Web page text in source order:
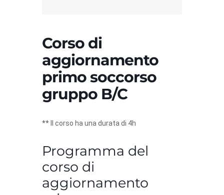
Corso di
aggiornamento
primo soccorso
gruppo B/C
** Il corso ha una durata di 4h
Programma del
corso di
aggiornamento